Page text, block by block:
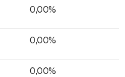
0,00%
0,00%
0,00%